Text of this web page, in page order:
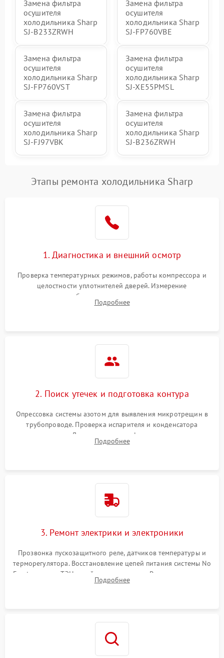
Замена фильтра
осушителя
холодильника Sharp
SJ-B233ZRWH
Замена фильтра
осушителя
холодильника Sharp
SJ-FP760VBE
Замена фильтра
осушителя
холодильника Sharp
SJ-FP760VST
Замена фильтра
осушителя
холодильника Sharp
SJ-XE55PMSL
Замена фильтра
осушителя
холодильника Sharp
SJ-FJ97VBK
Замена фильтра
осушителя
холодильника Sharp
SJ-B236ZRWH
Этапы ремонта холодильника Sharp
1. Диагностика и внешний осмотр
Проверка температурных режимов, работы компрессора и
целостности уплотнителей дверей. Измерение
сопротивления обмоток мотора, проверка термостата и
считывание кодов ошибок с электронного дисплея.
Подробнее
2. Поиск утечек и подготовка контура
Опрессовка системы азотом для выявления микротрещин в
трубопроводе. Проверка испарителя и конденсатора
течеискателем. Демонтаж старого фильтра-осушителя и
продувка капиллярной трубки для устранения засоров.
Подробнее
3. Ремонт электрики и электроники
Прозвонка пускозащитного реле, датчиков температуры и
терморегулятора. Восстановление цепей питания системы No
Frost, включая ТЭН оттайки и вентилятор. Ремонт или замена
платы управления при сбоях алгоритмов.
Подробнее